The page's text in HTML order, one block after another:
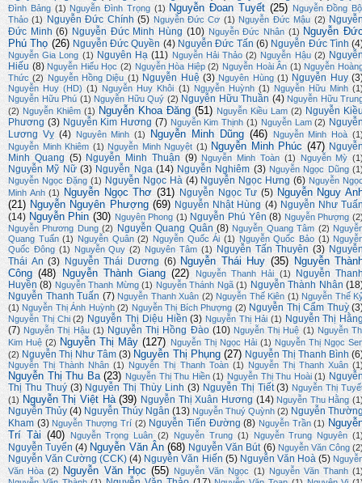
Đình Bảng (1) Nguyễn Đình Trọng (1) Nguyễn Đoan Tuyết (25)
Nguyễn Đồng
Thảo (1) Nguyễn Đức Chính (5) Nguyễn Đức Cơ (1) Nguyễn Đức Mậu (2)
Đức Minh (6) Nguyễn Đức Minh Hùng (10) Nguyễn Đức Nhân (1) Nguyễn
Phú Thọ (26) Nguyễn Đức Quyền (4) Nguyễn Đức Tấn (6) Nguyễn Đức Tình
Nguyễn Gia Long (1) Nguyên Hạ (11) Nguyễn Hải Thảo (2) Nguyễn Hậu (2)
Hiếu (8) Nguyễn Hiếu Học (2) Nguyễn Hòa Hiệp (2) Nguyễn Hoài Ân (1) Nguyễn
Thức (2) Nguyễn Hồng Diệu (1) Nguyễn Huệ (3) Nguyên Hùng (1) Nguyễn Huy
Nguyễn Huy (HD) (1) Nguyễn Huy Khôi (1) Nguyễn Huỳnh (1) Nguyễn Hữu Minh
Nguyễn Hữu Phú (1) Nguyễn Hữu Quý (2) Nguyễn Hữu Thuần (4) Nguyễn Hữu
(2) Nguyễn Khiêm (1) Nguyễn Khoa Đăng (51) Nguyễn Kiều Lam (2) Nguyễn
Phương (3) Nguyễn Kim Hương (7) Nguyễn Kim Thịnh (1) Nguyễn Lam (2)
Lương Vỵ (4) Nguyên Minh (1) Nguyễn Minh Dũng (46) Nguyễn Minh Hoà
Nguyễn Minh Khiêm (1) Nguyễn Minh Nguyệt (1) Nguyễn Minh Phúc (47)
Minh Quang (5) Nguyễn Minh Thuận (9) Nguyễn Minh Toàn (1) Nguyễn Mỳ
Nguyễn Mỹ Nữ (3) Nguyễn Nga (14) Nguyễn Nghiêm (3) Nguyễn Ngọc Dũng
Nguyễn Ngọc Đặng (1) Nguyễn Ngọc Hà (4) Nguyễn Ngọc Hưng (6) Nguyễn
Minh Anh (1) Nguyễn Ngọc Thơ (31) Nguyễn Ngọc Tư (5) Nguyễn Nguy
(21) Nguyễn Nguyên Phượng (69) Nguyễn Nhật Hùng (4) Nguyễn Như
(14) Nguyễn Phin (30) Nguyên Phong (1) Nguyễn Phú Yên (8) Nguyễn Phượng
Nguyễn Phương Dung (2) Nguyễn Quang Quân (8) Nguyễn Quang Tâm (2)
Quang Tuấn (1) Nguyễn Quân (2) Nguyễn Quốc Ái (1) Nguyễn Quốc Bảo (1)
Quốc Đông (1) Nguyễn Quy (2) Nguyên Tâm (1) Nguyễn Tấn Thuyên (3)
Thái An (3) Nguyễn Thái Dương (6) Nguyễn Thái Huy (35)
Nguyễn
Công (48) Nguyễn Thành Giang (22) Nguyễn Thanh Hải (1)
Nguyễn
Huyền (8) Nguyễn Thanh Mừng (1) Nguyễn Thánh Ngã (1) Nguyễn Thành Nhân
Nguyễn Thanh Tuấn (7) Nguyễn Thanh Xuân (2) Nguyễn Thế Kiên (1) Nguyễn Thế
(1) Nguyễn Thị Ánh Huỳnh (2) Nguyễn Thị Bích Phượng (2) Nguyễn Thị Cẩm Thuỳ
Nguyễn Thị Chi (2) Nguyễn Thị Diệu Hiền (3) Nguyễn Thị Hải (1) Nguyễn Thị
(7) Nguyễn Thị Hậu (1) Nguyễn Thị Hồng Đào (10) Nguyễn Thị Huệ (1) Nguyễn
Kim Huệ (2) Nguyễn Thị Mây (127) Nguyễn Thị Ngọc Hải (1) Nguyễn Thị Ngọc
(2) Nguyễn Thị Như Tâm (3) Nguyễn Thị Phụng (27) Nguyễn Thị Thanh Bình
Nguyễn Thị Thành Nhân (1) Nguyễn Thị Thanh Toàn (1) Nguyễn Thị Thanh Xuân
Nguyễn Thị Thu Ba (23) Nguyễn Thị Thu Hiền (1) Nguyễn Thị Thu Hoài (1)
Thị Thu Thuý (3) Nguyễn Thị Thùy Linh (3) Nguyễn Thị Tiết (3) Nguyễn Thị
(1) Nguyễn Thị Việt Hà (39) Nguyễn Thị Xuân Hương (14) Nguyễn Thu Hằng
Nguyễn Thủy (4) Nguyễn Thúy Ngân (13) Nguyễn Thuý Quỳnh (2) Nguyễn
Kham (3) Nguyễn Thượng Trí (2) Nguyễn Tiến Đường (8) Nguyễn Trần (1)
Trí Tài (40) Nguyễn Trọng Luân (2) Nguyễn Trung (1) Nguyễn Trung Nguyên
Nguyễn Tuyển (4) Nguyễn Văn Ân (68) Nguyễn Văn Bút (6) Nguyễn Văn Công
Nguyễn Văn Cường (CCK) (4) Nguyễn Văn Hiến (5) Nguyễn Văn Hoà (5)
Văn Hòa (2) Nguyễn Văn Học (55) Nguyễn Văn Ngọc (1) Nguyễn Văn Thanh